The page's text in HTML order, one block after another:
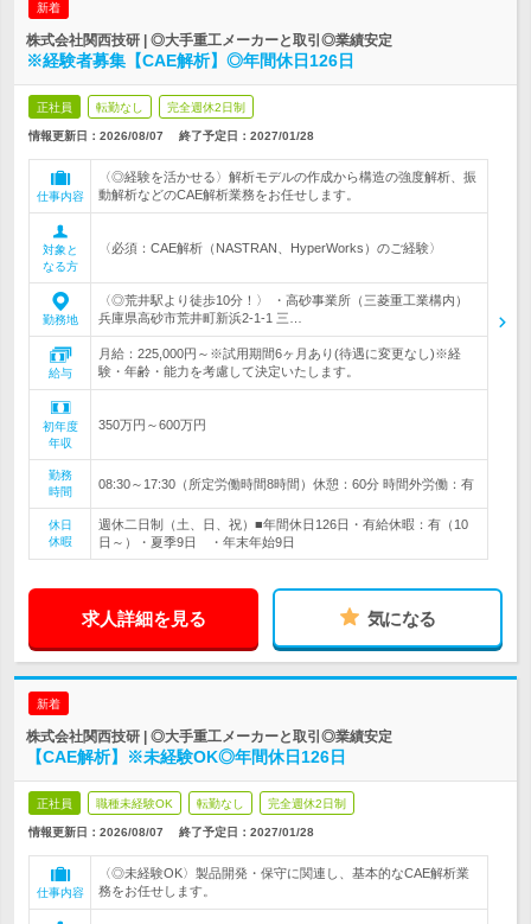
新着
株式会社関西技研 | ◎大手重工メーカーと取引◎業績安定
※経験者募集【CAE解析】◎年間休日126日
正社員 転勤なし 完全週休2日制
情報更新日：2026/08/07 終了予定日： 2027/01/28
仕事内容
〈◎経験を活かせる〉解析モデルの作成から構造の強度解析、振
動解析などのCAE解析業務をお任せします。
対象と
なる方
〈必須：CAE解析（NASTRAN、HyperWorks）のご経験〉
勤務地
〈◎荒井駅より徒歩10分！〉 ・高砂事業所（三菱重工業構内）
兵庫県高砂市荒井町新浜2-1-1 三…
給与
月給：225,000円～※試用期間6ヶ月あり(待遇に変更なし)※経
験・年齢・能力を考慮して決定いたします。
初年度
年収
350万円～600万円
勤務
時間
08:30～17:30（所定労働時間8時間）休憩：60分 時間外労働：有
休日
休暇
週休二日制（土、日、祝）■年間休日126日・有給休暇：有（10
日～）・夏季9日 ・年末年始9日
求人詳細を見る 気になる
新着
株式会社関西技研 | ◎大手重工メーカーと取引◎業績安定
【CAE解析】※未経験OK◎年間休日126日
正社員 職種未経験OK 転勤なし 完全週休2日制
情報更新日：2026/08/07 終了予定日： 2027/01/28
仕事内容
〈◎未経験OK〉製品開発・保守に関連し、基本的なCAE解析業
務をお任せします。